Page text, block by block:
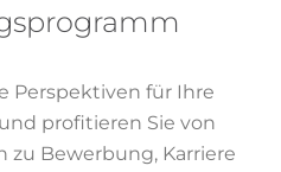
Perspektiven für Ihre
profitieren Sie von
zu Bewerbung, Karriere